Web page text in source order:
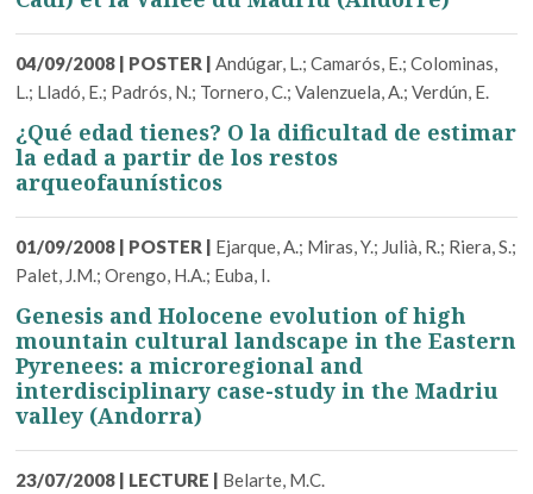
04/09/2008 | POSTER | Andúgar, L.; Camarós, E.; Colominas,
L.; Lladó, E.; Padrós, N.; Tornero, C.; Valenzuela, A.; Verdún, E.
¿Qué edad tienes? O la dificultad de estimar
la edad a partir de los restos
arqueofaunísticos
01/09/2008 | POSTER | Ejarque, A.; Miras, Y.; Julià, R.; Riera, S.;
Palet, J.M.; Orengo, H.A.; Euba, I.
Genesis and Holocene evolution of high
mountain cultural landscape in the Eastern
Pyrenees: a microregional and
interdisciplinary case-study in the Madriu
valley (Andorra)
23/07/2008 | LECTURE | Belarte, M.C.